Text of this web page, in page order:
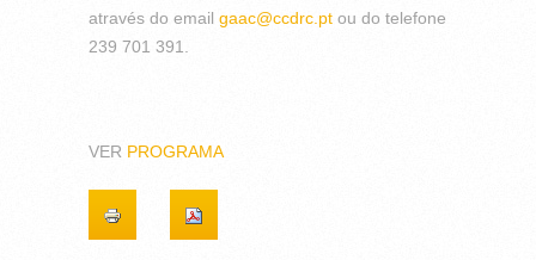
através do email gaac@ccdrc.pt ou do telefone
239 701 391.
VER PROGRAMA